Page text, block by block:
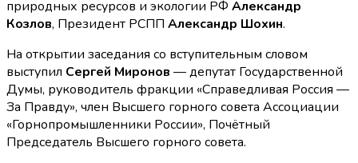
природных ресурсов и экологии РФ Александр
Козлов, Президент РСПП Александр Шохин.
На открытии заседания со вступительным словом
выступил Сергей Миронов — депутат Государственной
Думы, руководитель фракции «Справедливая Россия —
За Правду», член Высшего горного совета Ассоциации
«Горнопромышленники России», Почётный
Председатель Высшего горного совета.